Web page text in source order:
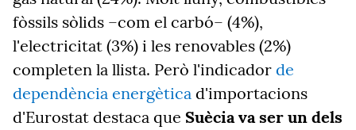
fòssils sòlids –com el carbó– (4%),
l'electricitat (3%) i les renovables (2%)
completen la llista. Però l'indicador de
dependència energètica d'importacions
d'Eurostat destaca que Suècia va ser un dels